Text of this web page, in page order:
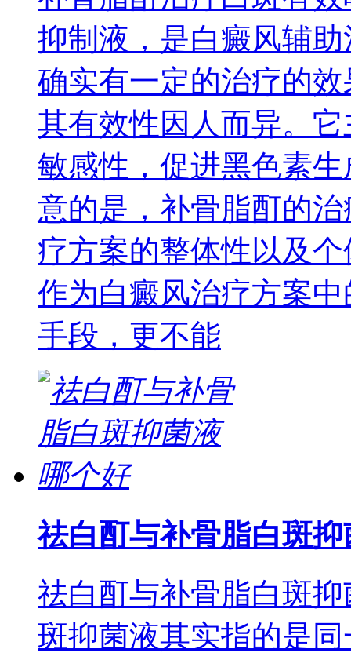
抑制液，是白癜风辅
确实有一定的治疗的
其有效性因人而异。
敏感性，促进黑色素
意的是，补骨脂酊的
疗方案的整体性以及
作为白癜风治疗方案
手段，更不能
祛白酊与补骨脂白斑
祛白酊与补骨脂白斑
斑抑菌液其实指的是